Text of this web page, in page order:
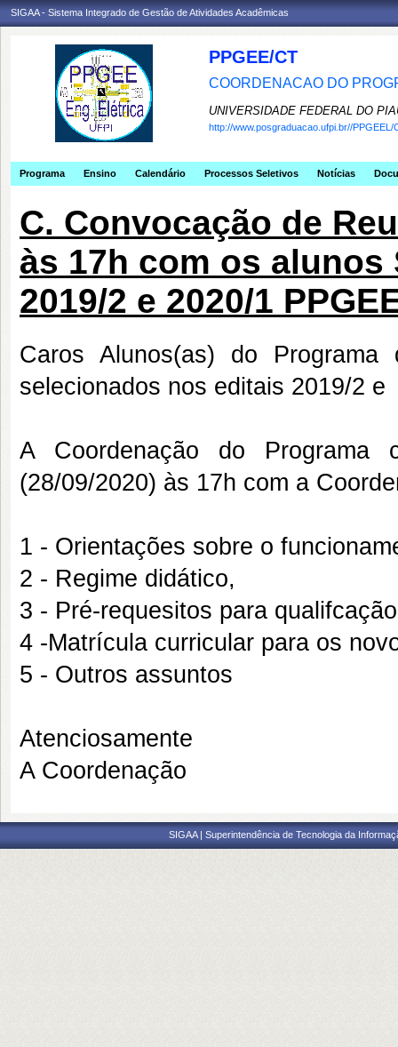
SIGAA - Sistema Integrado de Gestão de Atividades Acadêmicas
PPGEE/CT
COORDENACAO DO
UNIVERSIDADE FEDERAL DO
http://www.posgraduacao.ufpi.br//PPGEEL/
Programa Ensino Calendário Processos Seletivos Notícias
C. Convocação de
às 17h com os
2019/2 e 2020/1
Caros Alunos(as) do Programa
selecionados nos editais 2019/2
A Coordenação do Programa
(28/09/2020) às 17h com a
1 - Orientações sobre o
2 - Regime didático,
3 - Pré-requesitos para
4 -Matrícula curricular para os
5 - Outros assuntos
Atenciosamente
A Coordenação
SIGAA | Superintendência de Tecnologia da